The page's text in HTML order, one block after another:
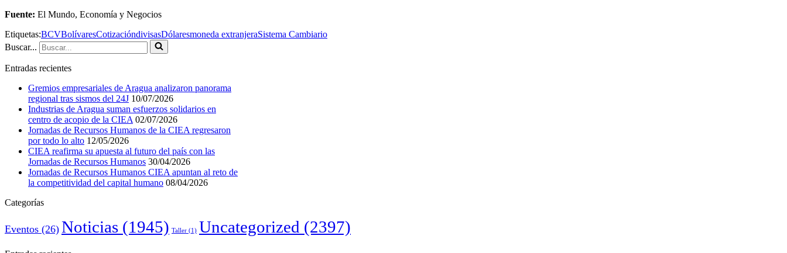
Fuente: El Mundo, Economía y Negocios
Etiquetas:BCVBolívaresCotizacióndivisasDólaresmoneda extranjeraSistema Cambiario
Buscar...
Entradas recientes
Gremios empresariales de Aragua analizaron panorama
regional tras sismos del 24J 10/07/2026
Industrias de Aragua suman esfuerzos solidarios en
centro de acopio de la CIEA 02/07/2026
Jornadas de Recursos Humanos de la CIEA regresaron
por todo lo alto 12/05/2026
CIEA reafirma su apuesta al futuro del país con las
Jornadas de Recursos Humanos 30/04/2026
Jornadas de Recursos Humanos CIEA apuntan al reto de
la competitividad del capital humano 08/04/2026
Categorías
Eventos (26) Noticias (1945) Taller (1) Uncategorized (2397)